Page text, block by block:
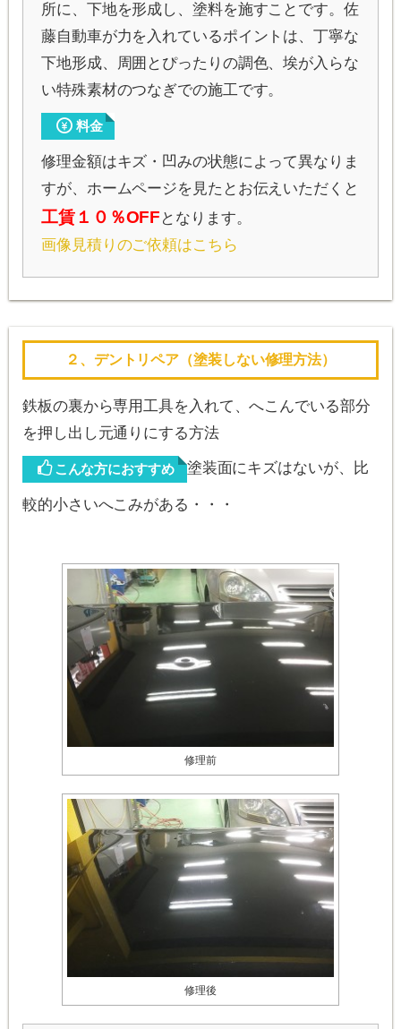
所に、下地を形成し、塗料を施すことです。佐
藤自動車が力を入れているポイントは、丁寧な
下地形成、周囲とぴったりの調色、埃が入らな
い特殊素材のつなぎでの施工です。
料金
修理金額はキズ・凹みの状態によって異なりま
すが、ホームページを見たとお伝えいただくと
工賃１０％OFF となります。
画像見積りのご依頼はこちら
２、デントリペア（塗装しない修理方法）
鉄板の裏から専用工具を入れて、へこんでいる部分
を押し出し元通りにする方法
こんな方におすすめ 塗装面にキズはないが、比
較的小さいへこみがある・・・
修理前
修理後